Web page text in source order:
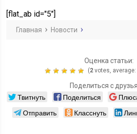
взносов на
2019 год
[flat_ab id="5"]
Главная Новости
Оценка статьи:
(2 votes, average:
Поделиться с
Твитнуть Поделиться
Отправить
Класснуть